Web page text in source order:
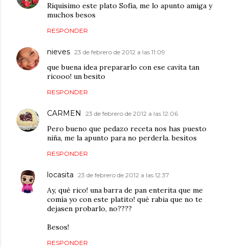
Riquisimo este plato Sofía, me lo apunto amiga y
muchos besos
RESPONDER
nieves 23 de febrero de 2012 a las 11:09
que buena idea prepararlo con ese cavita tan
ricooo! un besito
RESPONDER
CARMEN 23 de febrero de 2012 a las 12:06
Pero bueno que pedazo receta nos has puesto
niña, me la apunto para no perderla. besitos
RESPONDER
locasita 23 de febrero de 2012 a las 12:37
Ay, qué rico! una barra de pan enterita que me
comía yo con este platito! qué rabia que no te
dejasen probarlo, no????
Besos!
RESPONDER